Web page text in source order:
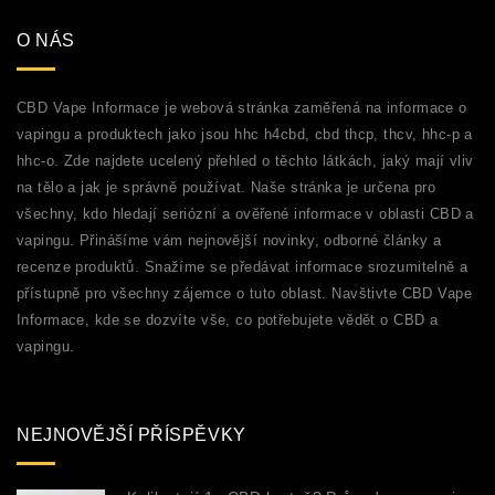
O NÁS
CBD Vape Informace je webová stránka zaměřená na informace o
vapingu a produktech jako jsou hhc h4cbd, cbd thcp, thcv, hhc-p a
hhc-o. Zde najdete ucelený přehled o těchto látkách, jaký mají vliv
na tělo a jak je správně používat. Naše stránka je určena pro
všechny, kdo hledají seriózní a ověřené informace v oblasti CBD a
vapingu. Přinášíme vám nejnovější novinky, odborné články a
recenze produktů. Snažíme se předávat informace srozumitelně a
přístupně pro všechny zájemce o tuto oblast. Navštivte CBD Vape
Informace, kde se dozvíte vše, co potřebujete vědět o CBD a
vapingu.
NEJNOVĚJŠÍ PŘÍSPĚVKY